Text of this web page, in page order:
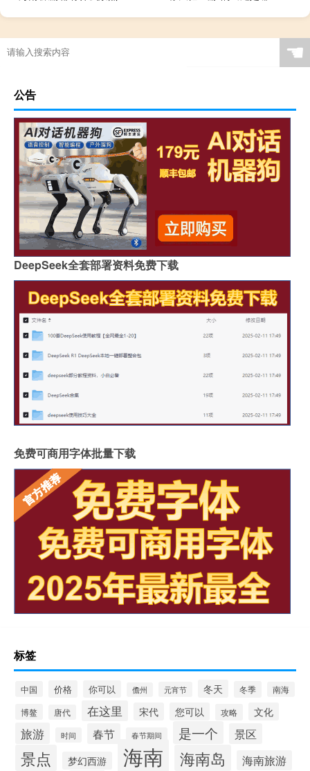
☚
公告
DeepSeek全套部署资料免费下载
免费可商用字体批量下载
标签
中国 价格 你可以 儋州 元宵节 冬天 冬季 南海
博鳌 唐代 在这里 宋代 您可以 攻略 文化
旅游 时间 春节 春节期间 是一个 景区
景点 梦幻西游 海南 海南岛 海南旅游